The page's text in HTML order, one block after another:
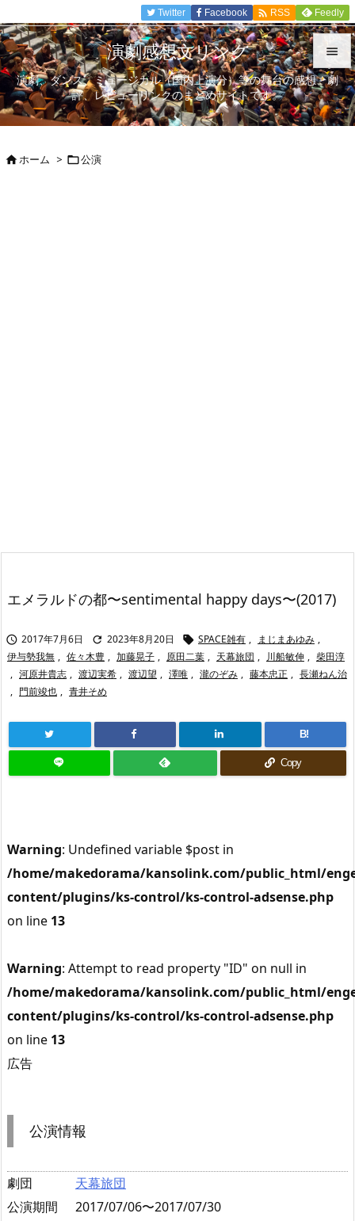


メニュ

Twitter Facebook  RSS Feedly
演劇感想文リンク
演劇、ダンス、ミュージカル（国内上演分）等の舞台の感想、劇
評、レビューリンクのまとめサイトです。
ホーム > 公演
エメラルドの都〜sentimental happy days〜(2017)
 2017年7月6日  2023年8月20日  SPACE雑有 , まじまあゆみ ,
伊与勢我無 , 佐々木豊 , 加藤晃子 , 原田二葉 , 天幕旅団 , 川船敏伸 , 柴田淳
, 河原井貴志 , 渡辺実希 , 渡辺望 , 澤唯 , 瀧のぞみ , 藤本忠正 , 長瀬ねん治
, 門前竣也 , 青井そめ
B!
Copy
Warning: Undefined variable $post in
/home/makedorama/kansolink.com/public_html/
content/plugins/ks-control/ks-control-adsense.php
on line 13
Warning: Attempt to read property "ID" on null in
/home/makedorama/kansolink.com/public_html/
content/plugins/ks-control/ks-control-adsense.php
on line 13
広告
公演情報
劇団
天幕旅団
公演期間
2017/07/06〜2017/07/30